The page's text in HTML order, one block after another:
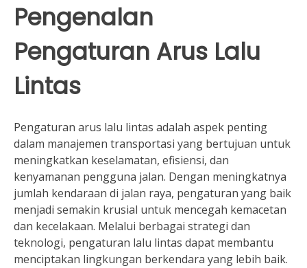
Pengenalan
Pengaturan Arus Lalu
Lintas
Pengaturan arus lalu lintas adalah aspek penting
dalam manajemen transportasi yang bertujuan untuk
meningkatkan keselamatan, efisiensi, dan
kenyamanan pengguna jalan. Dengan meningkatnya
jumlah kendaraan di jalan raya, pengaturan yang baik
menjadi semakin krusial untuk mencegah kemacetan
dan kecelakaan. Melalui berbagai strategi dan
teknologi, pengaturan lalu lintas dapat membantu
menciptakan lingkungan berkendara yang lebih baik.